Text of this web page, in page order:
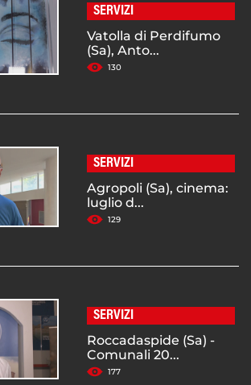
SERVIZI
Vatolla di Perdifumo
(Sa), Anto...
130
SERVIZI
Agropoli (Sa), cinema:
luglio d...
129
SERVIZI
Roccadaspide (Sa) -
Comunali 20...
177